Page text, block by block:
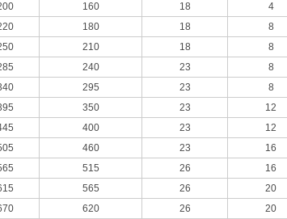
160 18 4
180 18 8
210 18 8
240 23 8
295 23 8
350 23 12
400 23 12
460 23 16
515 26 16
565 26 20
620 26 20